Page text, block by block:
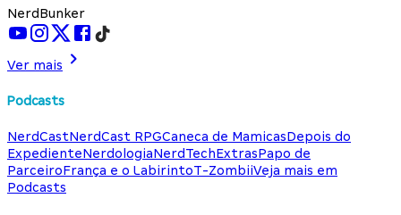
NerdBunker
Ver mais
Podcasts
NerdCastNerdCast RPGCaneca de MamicasDepois do
ExpedienteNerdologiaNerdTechExtrasPapo de
ParceiroFrança e o LabirintoT-ZombiiVeja mais em
Podcasts